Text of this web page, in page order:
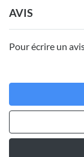
AVIS
Pour écrire un